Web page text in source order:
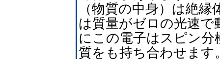
（物質の中身）は絶
は質量がゼロの光速
にこの電子はスピン
質をも持ち合わせま